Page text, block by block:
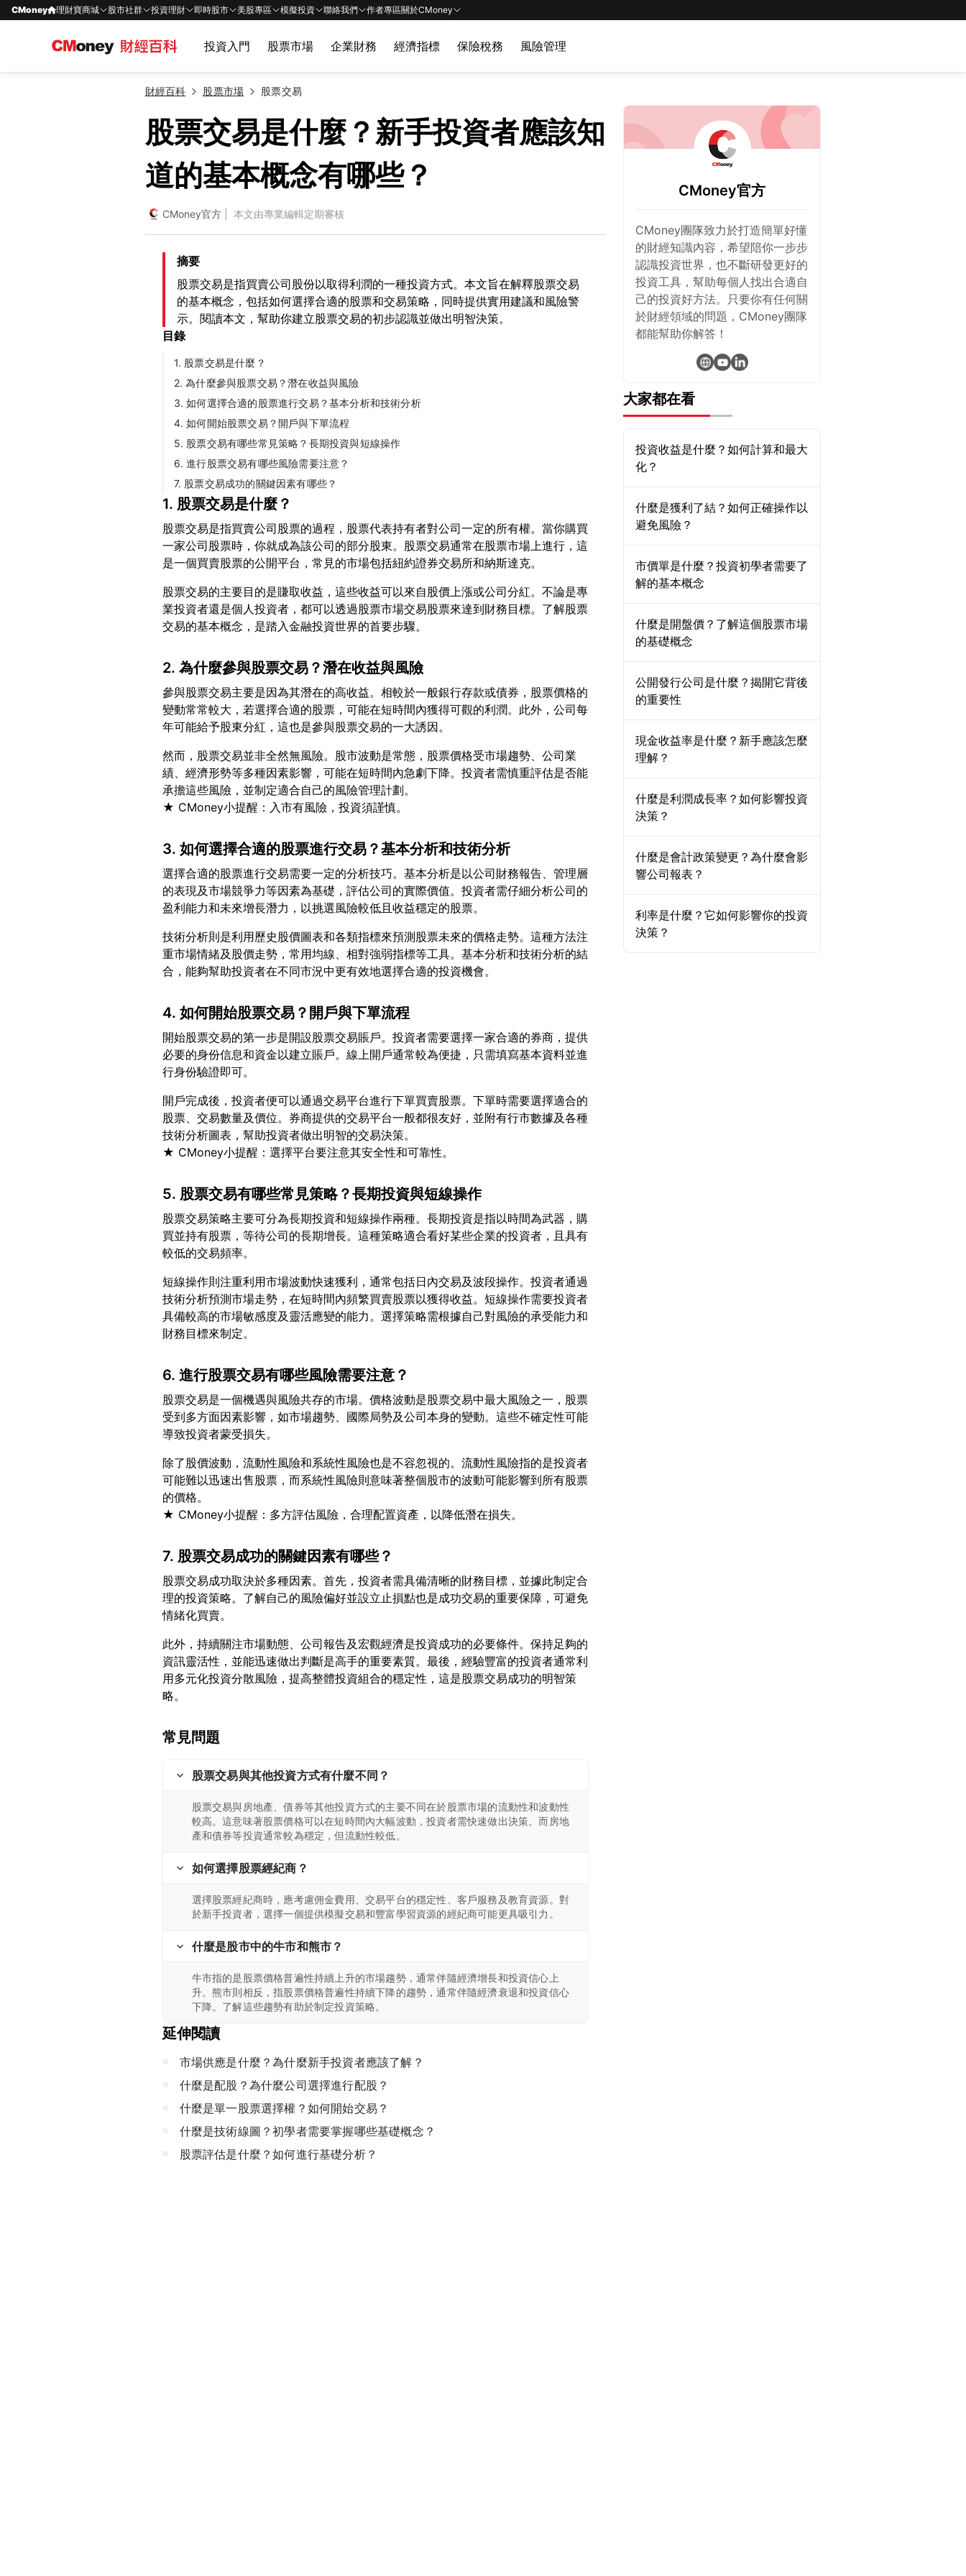
CMoney 理財寶商城 股市社群 投資理財 即時股市 美股專區 模擬投資 聯絡我們 作者專區關於CMoney
投資入門 股票市場 企業財務 經濟指標 保險稅務 風險管理
財經百科 股票市場 股票交易
股票交易是什麼？新手投資者應該知
道的基本概念有哪些？
CMoney官方| 本文由專業編輯定期審核
摘要
股票交易是指買賣公司股份以取得利潤的一種投資方式。本文旨在解釋股票交易
的基本概念，包括如何選擇合適的股票和交易策略，同時提供實用建議和風險警
示。閱讀本文，幫助你建立股票交易的初步認識並做出明智決策。
目錄
1. 股票交易是什麼？
2. 為什麼參與股票交易？潛在收益與風險
3. 如何選擇合適的股票進行交易？基本分析和技術分析
4. 如何開始股票交易？開戶與下單流程
5. 股票交易有哪些常見策略？長期投資與短線操作
6. 進行股票交易有哪些風險需要注意？
7. 股票交易成功的關鍵因素有哪些？
1. 股票交易是什麼？
股票交易是指買賣公司股票的過程，股票代表持有者對公司一定的所有權。當你購買
一家公司股票時，你就成為該公司的部分股東。股票交易通常在股票市場上進行，這
股票交易的主要目的是賺取收益，這些收益可以來自股價上漲或公司分紅。不論是專
業投資者還是個人投資者，都可以透過股票市場交易股票來達到財務目標。了解股票
2. 為什麼參與股票交易？潛在收益與風險
參與股票交易主要是因為其潛在的高收益。相較於一般銀行存款或債券，股票價格的
變動常常較大，若選擇合適的股票，可能在短時間內獲得可觀的利潤。此外，公司每
然而，股票交易並非全然無風險。股市波動是常態，股票價格受市場趨勢、公司業
績、經濟形勢等多種因素影響，可能在短時間內急劇下降。投資者需慎重評估是否能
承擔這些風險，並制定適合自己的風險管理計劃。
3. 如何選擇合適的股票進行交易？基本分析和技術分析
選擇合適的股票進行交易需要一定的分析技巧。基本分析是以公司財務報告、管理層
的表現及市場競爭力等因素為基礎，評估公司的實際價值。投資者需仔細分析公司的
技術分析則是利用歷史股價圖表和各類指標來預測股票未來的價格走勢。這種方法注
重市場情緒及股價走勢，常用均線、相對強弱指標等工具。基本分析和技術分析的結
4. 如何開始股票交易？開戶與下單流程
開始股票交易的第一步是開設股票交易賬戶。投資者需要選擇一家合適的券商，提供
必要的身份信息和資金以建立賬戶。線上開戶通常較為便捷，只需填寫基本資料並進
開戶完成後，投資者便可以通過交易平台進行下單買賣股票。下單時需要選擇適合的
股票、交易數量及價位。券商提供的交易平台一般都很友好，並附有行市數據及各種
技術分析圖表，幫助投資者做出明智的交易決策。
5. 股票交易有哪些常見策略？長期投資與短線操作
股票交易策略主要可分為長期投資和短線操作兩種。長期投資是指以時間為武器，購
買並持有股票，等待公司的長期增長。這種策略適合看好某些企業的投資者，且具有
短線操作則注重利用市場波動快速獲利，通常包括日內交易及波段操作。投資者通過
技術分析預測市場走勢，在短時間內頻繁買賣股票以獲得收益。短線操作需要投資者
具備較高的市場敏感度及靈活應變的能力。選擇策略需根據自己對風險的承受能力和
6. 進行股票交易有哪些風險需要注意？
股票交易是一個機遇與風險共存的市場。價格波動是股票交易中最大風險之一，股票
受到多方面因素影響，如市場趨勢、國際局勢及公司本身的變動。這些不確定性可能
除了股價波動，流動性風險和系統性風險也是不容忽視的。流動性風險指的是投資者
可能難以迅速出售股票，而系統性風險則意味著整個股市的波動可能影響到所有股票
的價格。
7. 股票交易成功的關鍵因素有哪些？
股票交易成功取決於多種因素。首先，投資者需具備清晰的財務目標，並據此制定合
理的投資策略。了解自己的風險偏好並設立止損點也是成功交易的重要保障，可避免
此外，持續關注市場動態、公司報告及宏觀經濟是投資成功的必要條件。保持足夠的
資訊靈活性，並能迅速做出判斷是高手的重要素質。最後，經驗豐富的投資者通常利
用多元化投資分散風險，提高整體投資組合的穩定性，這是股票交易成功的明智策
常見問題
股票交易與其他投資方式有什麼不同？
股票交易與房地產、債券等其他投資方式的主要不同在於股票市場的流動性和波動性
較高。這意味著股票價格可以在短時間內大幅波動，投資者需快速做出決策。而房地
產和債券等投資通常較為穩定，但流動性較低。
如何選擇股票經紀商？
選擇股票經紀商時，應考慮佣金費用、交易平台的穩定性、客戶服務及教育資源。對
於新手投資者，選擇一個提供模擬交易和豐富學習資源的經紀商可能更具吸引力。
什麼是股市中的牛市和熊市？
牛市指的是股票價格普遍性持續上升的市場趨勢，通常伴隨經濟增長和投資信心上
升。熊市則相反，指股票價格普遍性持續下降的趨勢，通常伴隨經濟衰退和投資信心
下降。了解這些趨勢有助於制定投資策略。
延伸閱讀
市場供應是什麼？為什麼新手投資者應該了解？
什麼是配股？為什麼公司選擇進行配股？
什麼是單一股票選擇權？如何開始交易？
什麼是技術線圖？初學者需要掌握哪些基礎概念？
股票評估是什麼？如何進行基礎分析？
CMoney官方
CMoney團隊致力於打造簡單好懂
的財經知識內容，希望陪你一步步
認識投資世界，也不斷研發更好的
投資工具，幫助每個人找出合適自
己的投資好方法。只要你有任何關
於財經領域的問題，CMoney團隊
都能幫助你解答！
大家都在看
投資收益是什麼？如何計算和最大
化？
什麼是獲利了結？如何正確操作以
避免風險？
市價單是什麼？投資初學者需要了
解的基本概念
什麼是開盤價？了解這個股票市場
的基礎概念
公開發行公司是什麼？揭開它背後
的重要性
現金收益率是什麼？新手應該怎麼
理解？
什麼是利潤成長率？如何影響投資
決策？
什麼是會計政策變更？為什麼會影
響公司報表？
利率是什麼？它如何影響你的投資
決策？